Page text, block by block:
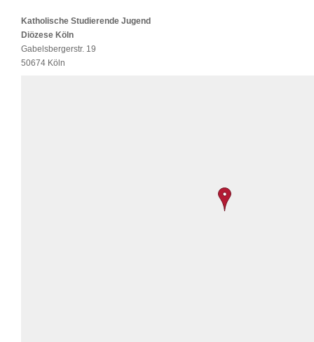
Katholische Studierende Jugend
Diözese Köln
Gabelsbergerstr. 19
50674 Köln